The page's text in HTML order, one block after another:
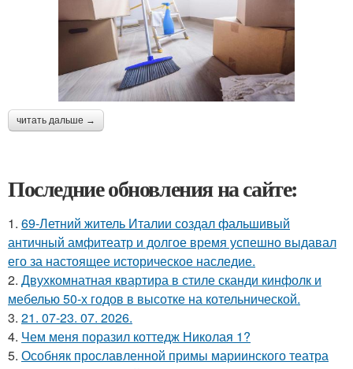
читать дальше →
Последние обновления на сайте:
1. 69-Летний житель Италии создал фальшивый
античный амфитеатр и долгое время успешно выдавал
его за настоящее историческое наследие.
2. Двухкомнатная квартира в стиле сканди кинфолк и
мебелью 50-х годов в высотке на котельнической.
3. 21. 07-23. 07. 2026.
4. Чем меня поразил коттедж Николая 1?
5. Особняк прославленной примы мариинского театра